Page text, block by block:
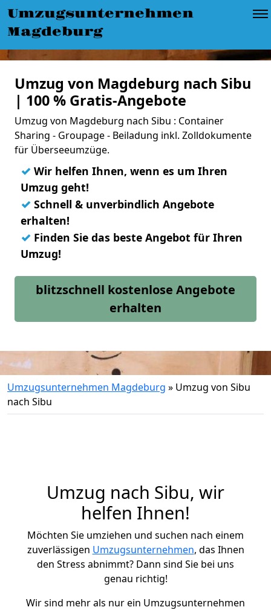
Umzugsunternehmen
Magdeburg
Umzug von Magdeburg nach Sibu
| 100 % Gratis-Angebote
Umzug von Magdeburg nach Sibu : Container
Sharing - Groupage - Beiladung inkl. Zolldokumente
für Überseeumzüge.
✓ Wir helfen Ihnen, wenn es um Ihren
Umzug geht!
✓ Schnell & unverbindlich Angebote
erhalten!
✓ Finden Sie das beste Angebot für Ihren
Umzug!
blitzschnell kostenlose Angebote
erhalten
Umzugsunternehmen Magdeburg » Umzug von Sibu
nach Sibu
Umzug nach Sibu, wir
helfen Ihnen!
Möchten Sie umziehen und suchen nach einem
zuverlässigen Umzugsunternehmen, das Ihnen
den Stress abnimmt? Dann sind Sie bei uns
genau richtig!
Wir sind mehr als nur ein Umzugsunternehmen